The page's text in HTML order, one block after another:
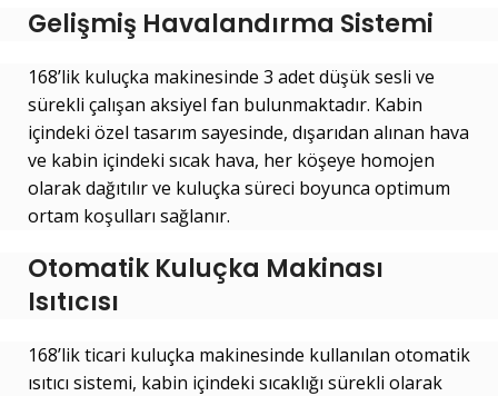
Gelişmiş Havalandırma Sistemi
168’lik kuluçka makinesinde 3 adet düşük sesli ve
sürekli çalışan aksiyel fan bulunmaktadır. Kabin
içindeki özel tasarım sayesinde, dışarıdan alınan hava
ve kabin içindeki sıcak hava, her köşeye homojen
olarak dağıtılır ve kuluçka süreci boyunca optimum
ortam koşulları sağlanır.
Otomatik Kuluçka Makinası
Isıtıcısı
168’lik ticari kuluçka makinesinde kullanılan otomatik
ısıtıcı sistemi, kabin içindeki sıcaklığı sürekli olarak